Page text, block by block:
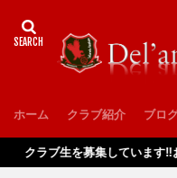
ホーム クラブ紹介 ブロ
ラブ生を募集しています‼️お気